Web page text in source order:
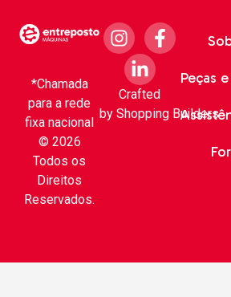
*Chamada
para a rede
fixa nacional
© 2026
Todos os
Direitos
Reservados.
Peças
Crafted
by Shopping Builders